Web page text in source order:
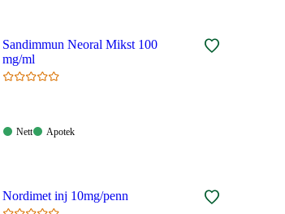
Sandimmun Neoral Mikst 100
mg/ml
Nett:
Nett
Apotek:
Apotek
Nordimet inj 10mg/penn